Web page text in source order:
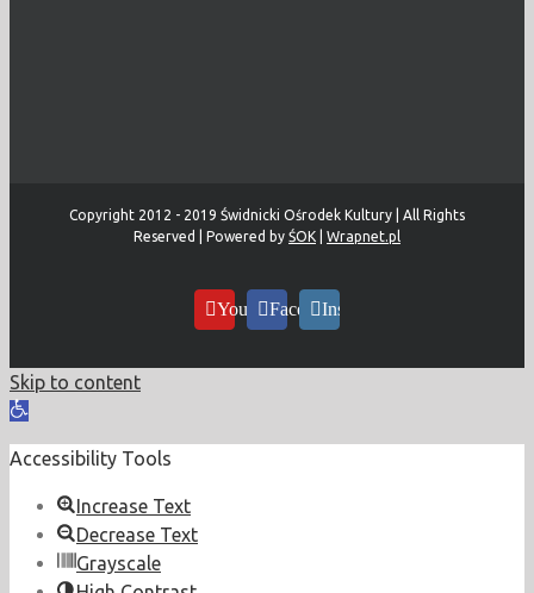
Copyright 2012 - 2019 Świdnicki Ośrodek Kultury | All Rights
Reserved | Powered by ŚOK Wrapnet.pl
YouTubeFacebookInstagram
Skip to content
Open
Accessibility Tools
Increase Text
Decrease Text
Grayscale